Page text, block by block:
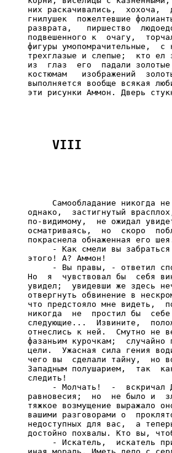
Самообладание никогда
однако,  застигнутый
по-видимому,  не ожидал
осматриваясь,  но  скоро
покраснела обнаженная его
- Как смели вы
этого! А? Аммон!
- Вы правы, - ответил
Но  я  чувствовал бы  себя
увидел;  увидевши же здесь
отвергнуть обвинение в
что предстояло мне видеть,
никогда  не  простил бы
следующие...  Извините,
отнеслись к ней.  Смутно не
фазаньим курочкам;
цели.  Ужасная сила гения
чего вы  сделали тайну,  но
Западным полушарием,  так
следить!
- Молчать!  -  вскричал
равновесия;  но  не было и
тяжкое возмущение
вашими разговорами о
недоступных для вас,  а
достойно похвалы. Кто вы,
- Искатель,  искатель
иная мораль. Иметь дело с